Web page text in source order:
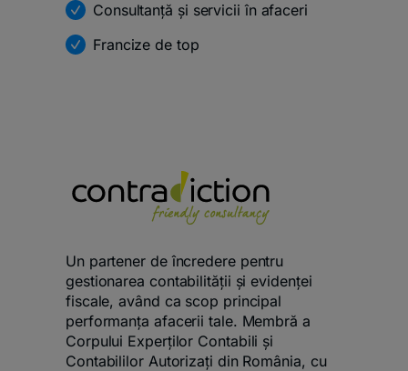
Consultanță și servicii în afaceri
Francize de top
Un partener de încredere pentru
gestionarea contabilității și evidenței
fiscale, având ca scop principal
performanța afacerii tale. Membră a
Corpului Experților Contabili și
Contabililor Autorizați din România, cu